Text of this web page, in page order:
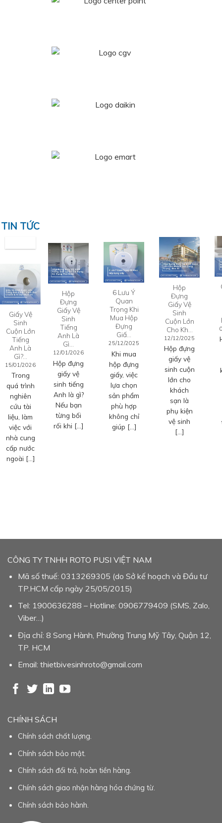
TIN TỨC
Giấy Vệ
Sinh
Cuộn Lớn
Tiếng
Anh Là
Gì?…
15/01/2026
Trong
quá trình
nghiên
cứu tài
liệu, làm
việc với
nhà cung
cấp nước
ngoài […]
Hộp
Đựng
Giấy Vệ
Sinh
Tiếng
Anh Là
Gì…
12/01/2026
Hộp đựng
giấy vệ
sinh tiếng
Anh là gì?
Nếu bạn
từng bối
rối khi […]
6 Lưu Ý
Quan
Trọng Khi
Mua Hộp
Đựng
Giấ…
25/12/2025
Khi mua
hộp đựng
giấy, việc
lựa chọn
sản phẩm
phù hợp
không chỉ
giúp […]
Hộp
Đựng
Giấy Vệ
Sinh
Cuộn Lớn
Cho Kh…
12/12/2025
Hộp đựng
giấy vệ
sinh cuộn
lớn cho
khách
sạn là
phụ kiện
vệ sinh
[…]
CÔNG TY TNHH ROTO PUSI VIỆT NAM
Mã số thuế: 0313269305 (do Sở kế hoạch và Đầu tư
TP.HCM cấp ngày 25/05/2015)
Tel: 1900636288 – Hotline: 0906779409 (SMS, Zalo,
Viber…)
Địa chỉ: 8 Song Hành, Phường Trung Mỹ Tây, Quận 12,
TP. HCM
Email: thietbivesinhroto@gmail.com
CHÍNH SÁCH
Chính sách chất lượng.
Chính sách bảo mật.
Chính sách đổi trả, hoàn tiền hàng.
Chính sách giao nhận hàng hóa chứng từ.
Chính sách bảo hành.